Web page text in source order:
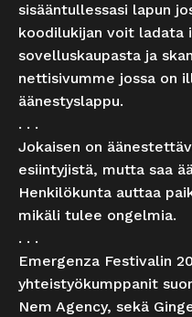
sisääntullessasi lapun
koodilukijan voit ladata
sovelluskaupasta ja
nettisivumme jossa on
äänestyslappu.
. . .
Jokaisen on
esiintyjistä, mutta saa
Henkilökunta auttaa
mikäli tulee ongelmia.
. . .
Emergenza Festivalin
yhteistyökumppanit
Nem Agency, sekä